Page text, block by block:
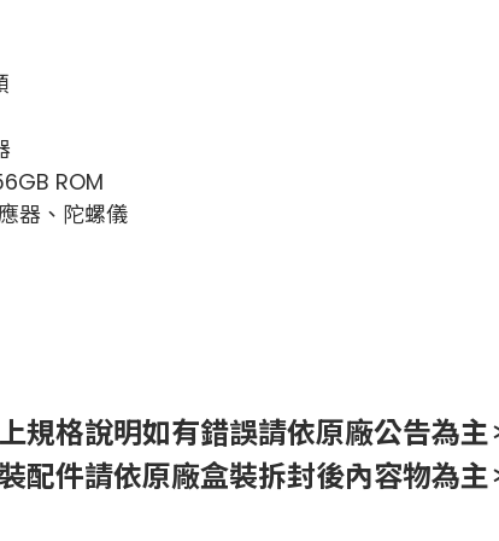
ROM
器、陀螺儀
規格說明如有錯誤請依原廠公告為主
配件請依原廠盒裝拆封後內容物為主